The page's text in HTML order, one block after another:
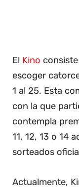
El Kino
escoger
1 al 25. Esta
con la que
contempla
11, 12, 13 o 14
sorteados
Actualmente,